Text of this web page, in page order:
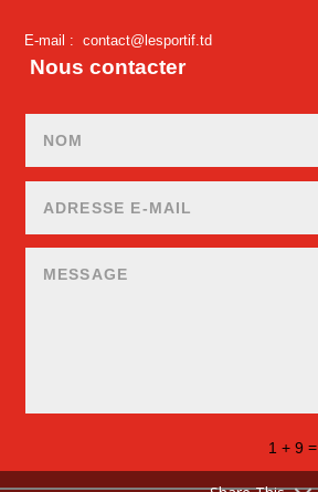
E-mail :contact@lesportif.td
Nous contacter
1 + 9=